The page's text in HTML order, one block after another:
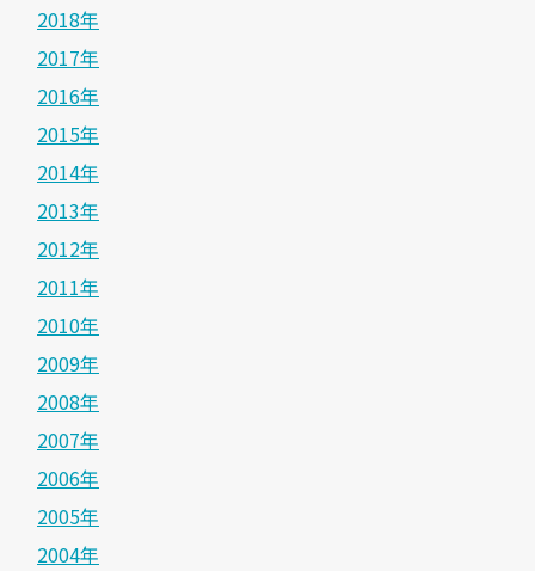
2018年
2017年
2016年
2015年
2014年
2013年
2012年
2011年
2010年
2009年
2008年
2007年
2006年
2005年
2004年